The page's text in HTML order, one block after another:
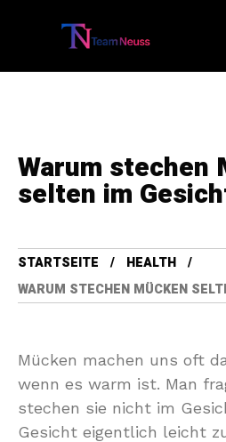
Warum stechen
selten im
STARTSEITE
HEALTH
WARUM STECHEN MÜCKEN
Mücken machen uns oft
wenn es warm ist. Man
stechen sie nicht im
Gesicht eigentlich leicht